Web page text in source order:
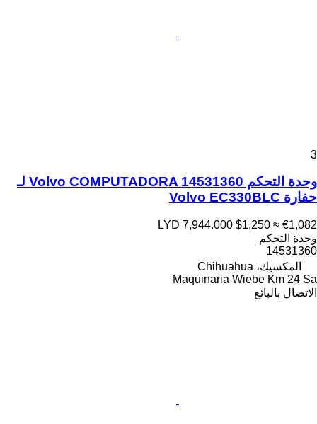
3
وحدة التحكم Volvo COMPUTADORA 14531360 لـ
حفارة Volvo EC330BLC
LYD 7,944.000 $1,250 ≈ €1,082
وحدة التحكم
14531360
المكسيك، Chihuahua
Maquinaria Wiebe Km 24 Sa
الاتصال بالبائع